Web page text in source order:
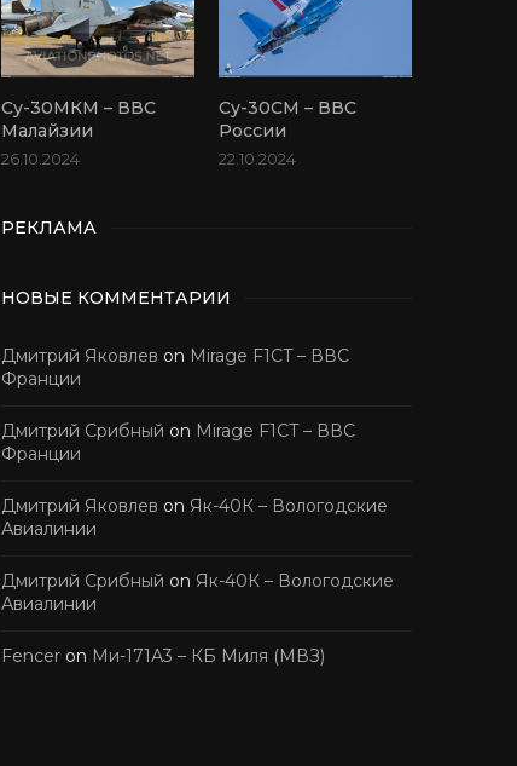
Су-30МКМ – ВВС
Малайзии
26.10.2024
Су-30СМ – ВВС
России
22.10.2024
РЕКЛАМА
НОВЫЕ КОММЕНТАРИИ
Дмитрий Яковлев on Mirage F1CT – ВВС
Франции
Дмитрий Срибный on Mirage F1CT – ВВС
Франции
Дмитрий Яковлев on Як-40К – Вологодские
Авиалинии
Дмитрий Срибный on Як-40К – Вологодские
Авиалинии
Fencer on Ми-171А3 – КБ Миля (МВЗ)